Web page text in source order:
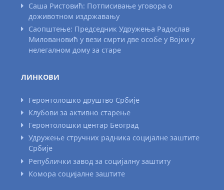
Саша Ристовић: Потписивање уговора о
доживотном издржавању
Саопштење: Председник Удружења Радослав
Миловановић у вези смрти две особе у Војки у
нелегалном дому за старе
ЛИНКОВИ
Геронтолошко друштво Србије
Клубови за активно старење
Геронтолошки центар Београд
Удружење стручних радника социјалне заштите
Србије
Републички завод за социјалну заштиту
Комора социјалне заштите